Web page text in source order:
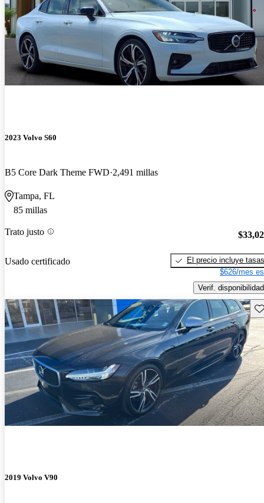
2023 Volvo S60
B5 Core Dark Theme FWD 2,491 millas
Tampa, FL
85 millas
Trato justo
Usado certificado
El precio incluye tasas
$626/mes
Verif. disponibilidad
2019 Volvo V90